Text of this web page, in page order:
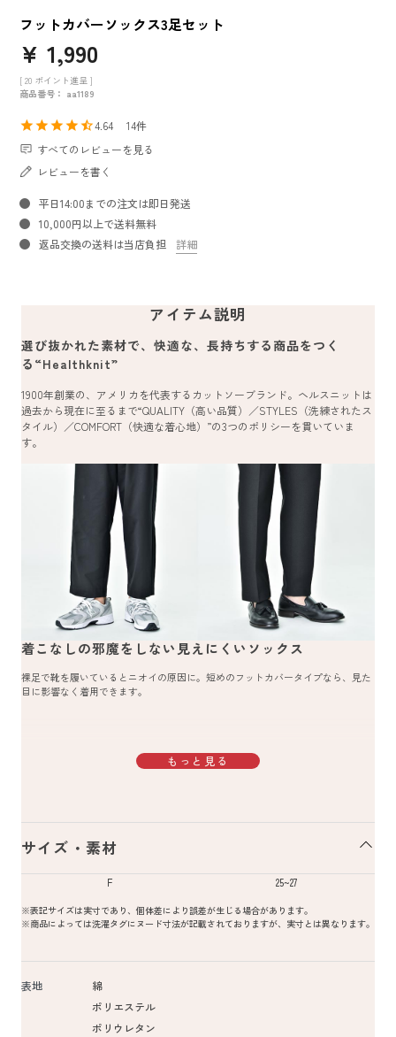
フットカバーソックス3足セット
¥ 1,990
[ 20 ポイント進呈 ]
商品番号
aa1189
4.64
14
すべてのレビューを見る
レビューを書く
平日14:00までの注文は即日発送
10,000円以上で送料無料
返品交換の送料は当店負担
詳細
アイテム説明
選び抜かれた素材で、快適な、長持ちする商品をつく
る“Healthknit”
1900年創業の、アメリカを代表するカットソーブランド。ヘルスニットは
過去から現在に至るまで“QUALITY（高い品質）／STYLES（洗練されたス
タイル）／COMFORT（快適な着心地）”の3つのポリシーを貫いていま
す。
着こなしの邪魔をしない見えにくいソックス
裸足で靴を履いているとニオイの原因に。短めのフットカバータイプなら、見た
目に影響なく着用できます。
もっと見る
サイズ・素材
F 25~27
※表記サイズは実寸であり、個体差により誤差が生じる場合があります。
※商品によっては洗濯タグにヌード寸法が記載されておりますが、実寸とは異なります。
表地
綿
ポリエステル
ポリウレタン